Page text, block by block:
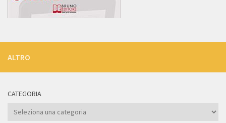
ALTRO
CATEGORIA
Categoria